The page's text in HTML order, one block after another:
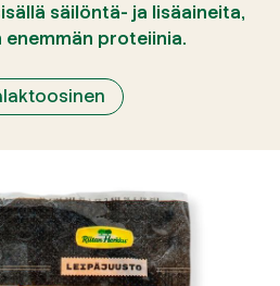
säilöntä- ja lisäaineita,
proteiinia.